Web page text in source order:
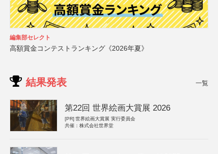
編集部セレクト
高額賞金コンテストランキング《2026年夏》
結果発表 一覧
第22回 世界絵画大賞展 2026
[PR] 世界絵画大賞展 実行委員会
共催：株式会社世界堂